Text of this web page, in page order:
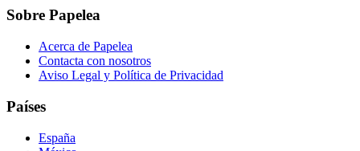
Sobre Papelea
Acerca de Papelea
Contacta con nosotros
Aviso Legal y Política de Privacidad
Países
España